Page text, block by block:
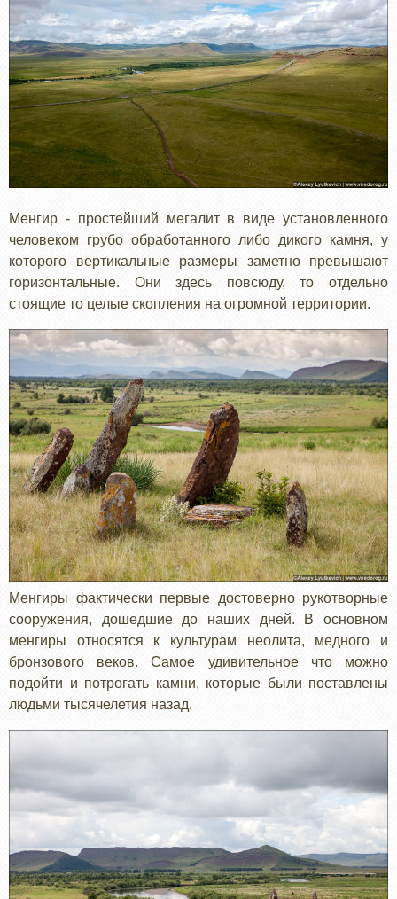
Менгир - простейший мегалит в виде установленного
человеком грубо обработанного либо дикого камня, у
которого вертикальные размеры заметно превышают
горизонтальные. Они здесь повсюду, то отдельно
стоящие то целые скопления на огромной территории.
Менгиры фактически первые достоверно рукотворные
сооружения, дошедшие до наших дней. В основном
менгиры относятся к культурам неолита, медного и
бронзового веков. Самое удивительное что можно
подойти и потрогать камни, которые были поставлены
людьми тысячелетия назад.